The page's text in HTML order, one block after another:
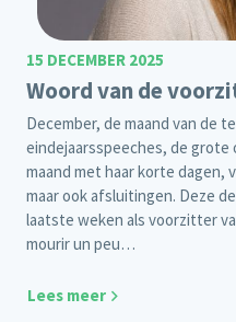
15 DECEMBER 2025
Woord van de
December, de maand van de
eindejaarsspeeches, de grote
maand met haar korte
maar ook afsluitingen. Deze
laatste weken als voorzitter
mourir un peu…
Lees meer